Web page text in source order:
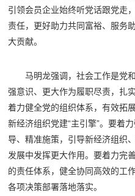
引领会员企业始终听党话跟党走
责任，更好助力共同富裕、服务
大贡献。
马明龙强调，社会工作是党
强意识、更大作为履职尽责，扎
着力健全党的组织体系，有效拓
新经济组织党建“主引擎”。要着
导、精准施策，引导新经济组织
发展中发挥更大作用。要着力完
的责任体系，健全协同高效的工
各项决策部署落地落实。